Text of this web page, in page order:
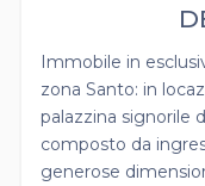
Immobile in
zona Santo: in
palazzina signorile
composto da
generose